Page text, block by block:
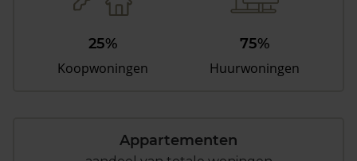
25%
Koopwoningen
75%
Huurwoningen
Appartementen